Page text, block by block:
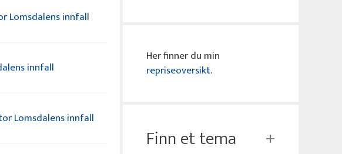
Lomsdalens innfall
innfall
Lomsdalens innfall
Her finner du min
repriseoversikt.
Finn et tema